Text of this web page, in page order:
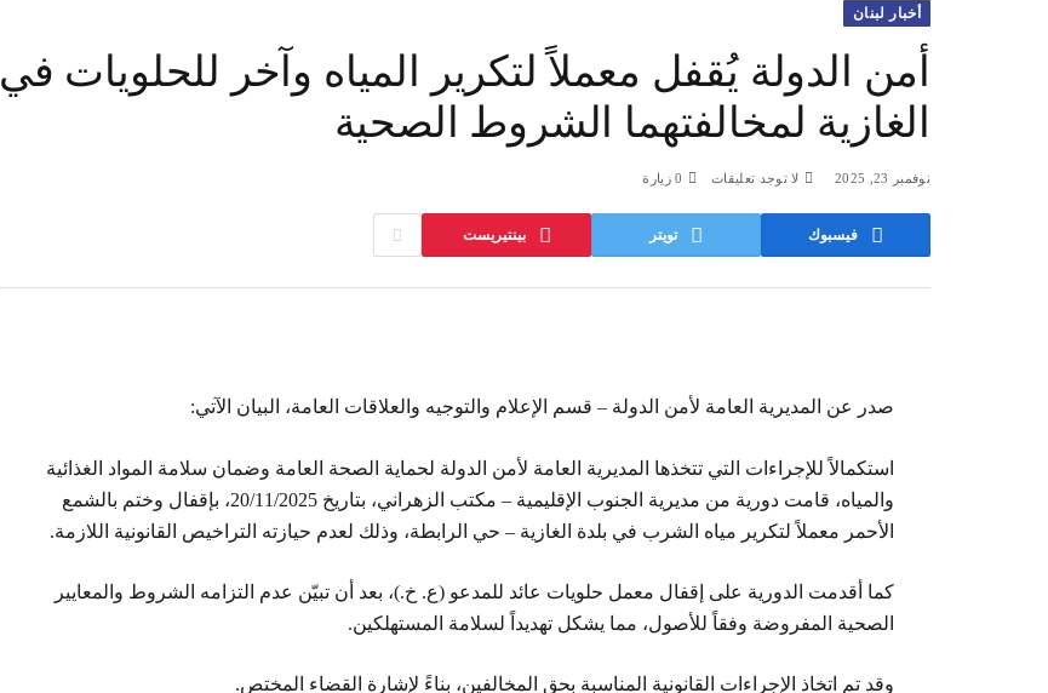
أخبار لبنان
‏أمن الدولة يُقفل معملاً لتكرير المياه وآخر للحلويات في
الغازية لمخالفتهما الشروط الصحية
نوفمبر 23, 2025 لا توجد تعليقات 0 زيارة
فيسبوك تويتر بينتيريست
صدر عن المديرية العامة لأمن الدولة – قسم الإعلام والتوجيه والعلاقات العامة، البيان الآتي:
استكمالاً للإجراءات التي تتخذها المديرية العامة لأمن الدولة لحماية الصحة العامة وضمان سلامة المواد الغذائية
والمياه، قامت دورية من مديرية الجنوب الإقليمية – مكتب الزهراني، بتاريخ 20/11/2025، بإقفال وختم بالشمع
الأحمر معملاً لتكرير مياه الشرب في بلدة الغازية – حي الرابطة، وذلك لعدم حيازته التراخيص القانونية اللازمة.
كما أقدمت الدورية على إقفال معمل حلويات عائد للمدعو (ع. خ.)، بعد أن تبيّن عدم التزامه الشروط والمعايير
الصحية المفروضة وفقاً للأصول، مما يشكل تهديداً لسلامة المستهلكين.
وقد تم اتخاذ الإجراءات القانونية المناسبة بحق المخالفين، بناءً لإشارة القضاء المختص.